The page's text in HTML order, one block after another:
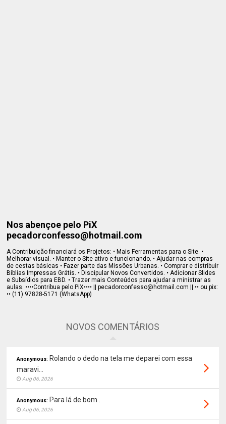
Nos abençoe pelo PiX
pecadorconfesso@hotmail.com
A Contribuição financiará os Projetos: • Mais Ferramentas para o Site. •
Melhorar visual. • Manter o Site ativo e funcionando. • Ajudar nas compras
de cestas básicas • Fazer parte das Missões Urbanas. • Comprar e distribuir
Bíblias Impressas Grátis. • Discipular Novos Convertidos. • Adicionar Slides
e Subsídios para EBD. • Trazer mais Conteúdos para ajudar a ministrar as
aulas. ••••Contribua pelo PiX•••• || pecadorconfesso@hotmail.com || •• ou pix:
•• (11) 97828-5171 (WhatsApp)
NOVOS COMENTÁRIOS
Anonymous: Rolando o dedo na tela me deparei com essa
maravi...
Aug 06, 2026
Anonymous: Para lá de bom .
Aug 06, 2026